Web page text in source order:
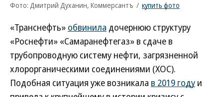
Фото: Дмитрий Духанин, Коммерсантъ / купить фото
«Транснефть» обвинила дочернюю структуру
«Роснефти» «Самаранефтегаз» в сдаче в
трубопроводную систему нефти, загрязненной
хлорорганическими соединениями (ХОС).
Подобная ситуация уже возникала в 2019 году и